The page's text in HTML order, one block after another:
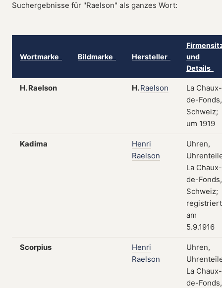
Suchergebnisse für "Raelson" als ganzes Wort:
Wortmarke Bildmarke Hersteller
und
Details
H. Raelson H.Raelson
La Chaux-
de-Fonds,
Schweiz;
um 1919
Kadima
Henri
Raelson
Uhren,
La Chaux-
de-Fonds,
Schweiz;
registriert
am
5.9.1916
Scorpius
Henri
Raelson
Uhren,
La Chaux-
de-Fonds,